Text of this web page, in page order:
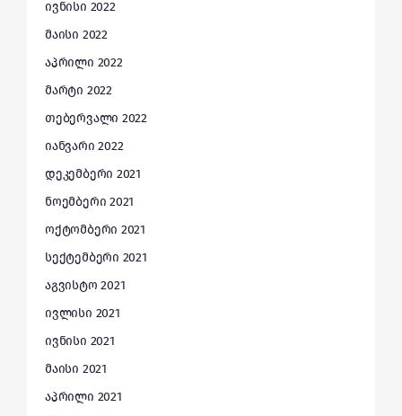
ივნისი 2022
მაისი 2022
აპრილი 2022
მარტი 2022
თებერვალი 2022
იანვარი 2022
დეკემბერი 2021
ნოემბერი 2021
ოქტომბერი 2021
სექტემბერი 2021
აგვისტო 2021
ივლისი 2021
ივნისი 2021
მაისი 2021
აპრილი 2021